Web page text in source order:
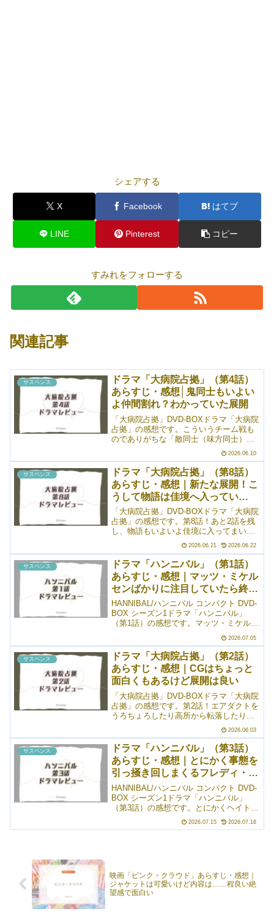
シェアする
X Facebook はてブ
LINE Pinterest コピー
すみれをフォローする
関連記事
サスペンス
ドラマ「大病院占拠」（第4話）
あらすじ・感想│鬼同士もいよい
よ仲間割れ？わかっていた展開
「大病院占拠」DVD-BOXドラマ「大病院
占拠」の感想です。こういうチーム戦も
のでありがちな「敵同士（味方同士）の
まだ仲間割れというほどではないけど。
なお、お約束と化していた爆破吹っ飛び
のシーンはありませ...
2026.06.10
サスペンス
ドラマ「大病院占拠」（第8話）
あらすじ・感想｜新たな展開！こ
うして物語は佳境へ入ってい
く……
「大病院占拠」DVD-BOXドラマ「大病院
占拠」の感想です。第8話！あと2話を残
し、物語もいよいよ佳境に入ってまいり
ました。これまで、ツッコミどころ
が！ CGが！ などと言ってきました
が、このスピード感で進み続けるのって
本当にすごい。今のと...
2026.06.21 2026.06.22
サスペンス
ドラマ「ハンニバル」（第1話）
あらすじ・感想｜マッツ・ミケル
センばかりに注目していたら終わ
った
HANNIBAL/ハンニバル コンパクト DVD-
BOX シーズン1ドラマ「ハンニバル」
（第1話）の感想です。マッツ・ミケルセ
る！……ということで、かねてより観た
いと思っていたドラマをやっと。重い腰
を上げました...
2026.07.05
サスペンス
ドラマ「大病院占拠」（第2話）
あらすじ・感想｜CGはちょっと
面白くもあるけど展開は良い
「大病院占拠」DVD-BOXドラマ「大病院
占拠」の感想です。第2話！エアダクトを
うろちょろしたり高所から転落したり、
っていて、飽きない展開が連続していま
した。本記事は2026年05月08日に執筆し
たもので...
2026.06.03
サスペンス
ドラマ「ハンニバル」（第3話）
あらすじ・感想｜とにかく事態を
引っ掻き回しまくるフレディ・ラ
ウンズ
HANNIBAL/ハンニバル コンパクト DVD-
BOX シーズン1ドラマ「ハンニバル」
（第3話）の感想です。とにかくヘイトを
集めまくっている女性記者のフレディ・
ラウンズ。毎回「これ以上ないだろ
2026.07.15 2026.07.16
映画「ピンク・クラウド」あらすじ・感想｜
ジャケットは可愛いけど内容は……程良い絶
望感で面白い